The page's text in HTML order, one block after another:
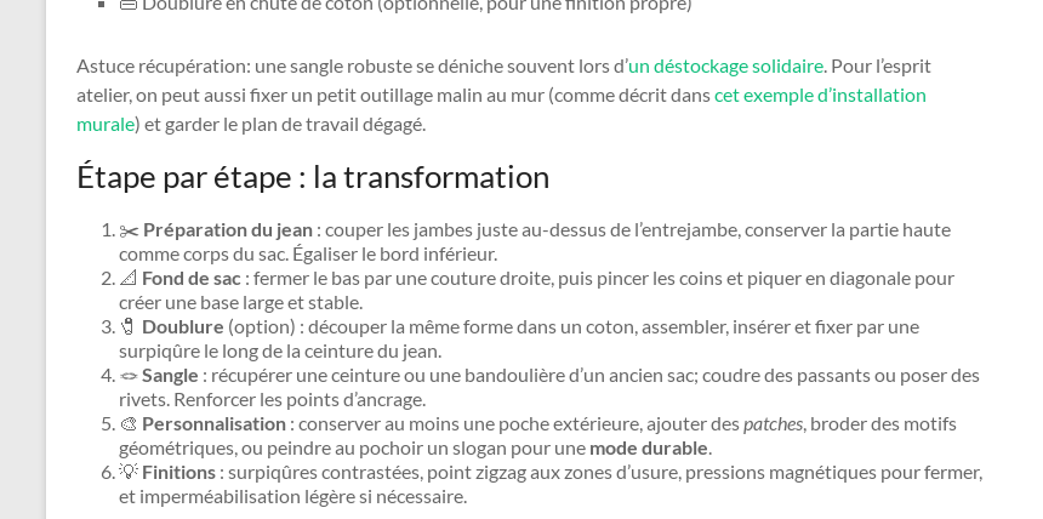
Astuce récupération: une sangle robuste se déniche souvent lors d’un déstockage solidaire. Pour l’esprit
atelier, on peut aussi fixer un petit outillage malin au mur (comme décrit danscet exemple d’installation
murale) et garder le plan de travail dégagé.
Étape par étape : la transformation
✂️ Préparation du jean : couper les jambes juste au-dessus de l’entrejambe, conserver la partie haute
comme corps du sac. Égaliser le bord inférieur.
📐 Fond de sac : fermer le bas par une couture droite, puis pincer les coins et piquer en diagonale pour
créer une base large et stable.
🧷 Doublure (option) : découper la même forme dans un coton, assembler, insérer et fixer par une
surpiqûre le long de la ceinture du jean.
🪢Sangle : récupérer une ceinture ou une bandoulière d’un ancien sac; coudre des passants ou poser des
rivets. Renforcer les points d’ancrage.
🎨 Personnalisation : conserver au moins une poche extérieure, ajouter despatches, broder des motifs
géométriques, ou peindre au pochoir un slogan pour une mode durable.
💡 Finitions : surpiqûres contrastées, point zigzag aux zones d’usure, pressions magnétiques pour fermer,
et imperméabilisation légère si nécessaire.